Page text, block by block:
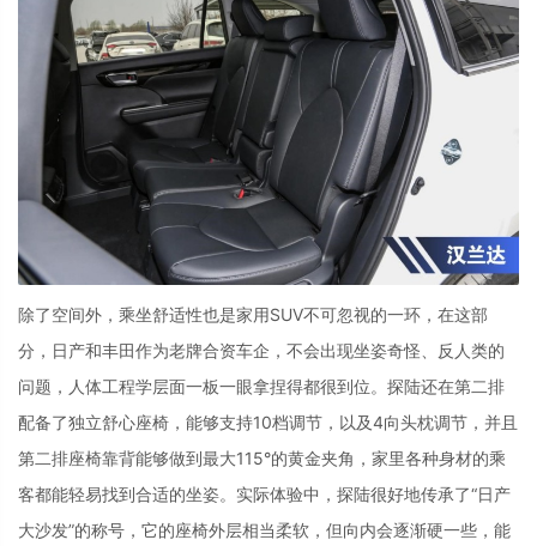
除了空间外，乘坐舒适性也是家用SUV不可忽视的一环，在这部
分，日产和丰田作为老牌合资车企，不会出现坐姿奇怪、反人类的
问题，人体工程学层面一板一眼拿捏得都很到位。探陆还在第二排
配备了独立舒心座椅，能够支持10档调节，以及4向头枕调节，并且
第二排座椅靠背能够做到最大115°的黄金夹角，家里各种身材的乘
客都能轻易找到合适的坐姿。实际体验中，探陆很好地传承了“日产
大沙发”的称号，它的座椅外层相当柔软，但向内会逐渐硬一些，能